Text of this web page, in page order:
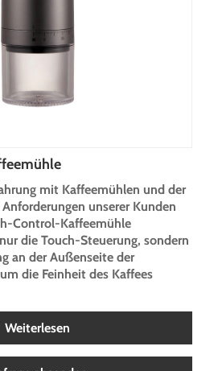
mit Kaffeemühlen und der
unserer Kunden
Control-Kaffeemühle
die Touch-Steuerung, sondern
an der Außenseite der
die Feinheit des Kaffees
Weiterlesen